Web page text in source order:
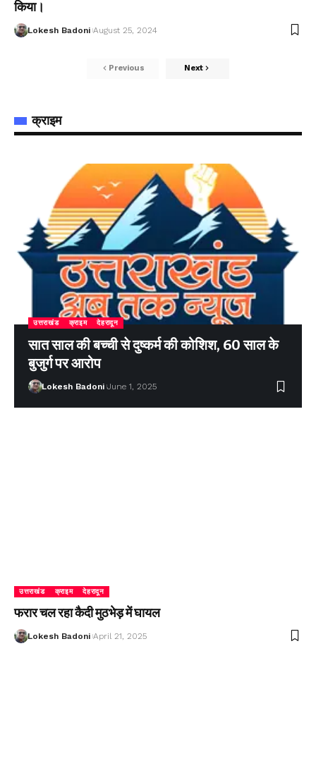
किया।
Lokesh Badoni August 25, 2024
Previous Next
क्राइम
उत्तराखंड क्राइम देहरादून
सात साल की बच्ची से दुष्कर्म की कोशिश, 60 साल के
बुजुर्ग पर आरोप
Lokesh Badoni June 1, 2025
उत्तराखंड क्राइम देहरादून
फरार चल रहा कैदी मुठभेड़ में घायल
Lokesh Badoni April 21, 2025